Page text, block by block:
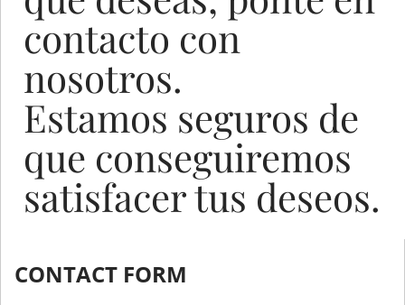
contacto con
nosotros.
Estamos seguros de
que conseguiremos
satisfacer tus deseos.
CONTACT FORM